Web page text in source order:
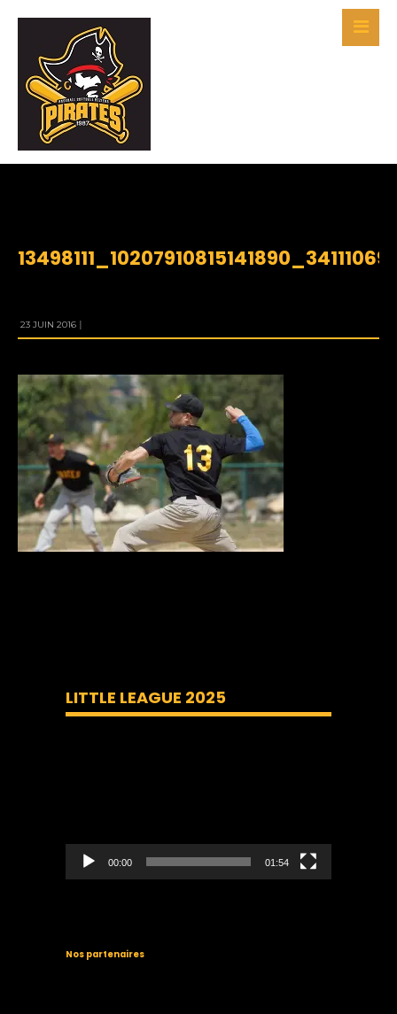
23 JUIN 2016 |
LITTLE LEAGUE 2025
00:00 01:54
Nos partenaires